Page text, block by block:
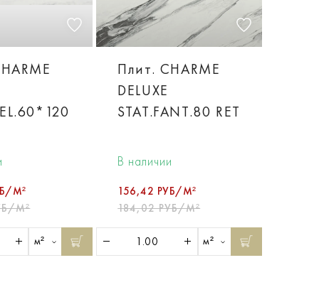
М²
М²
м²
Плит. CHARME
DELUXE
STAT.FANT.80 RET
В наличии
156,42 РУБ/М²
184,02 РУБ/М²
м²